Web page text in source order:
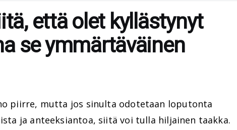
että olet kyllästynyt
se ymmärtäväinen
piirre, mutta jos sinulta odotetaan loputonta
ja anteeksiantoa, siitä voi tulla hiljainen taakka.